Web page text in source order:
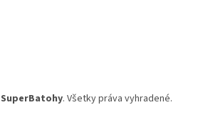
SuperBatohy. Všetky práva vyhradené.